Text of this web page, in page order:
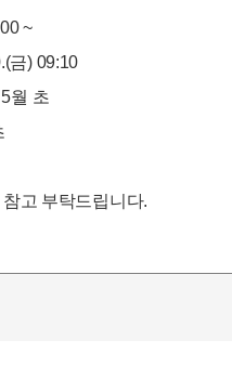
~
금) 09:10
월 초
고 부탁드립니다.